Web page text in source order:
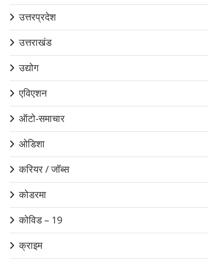
उत्तरप्रदेश
उत्तराखंड
उद्योग
एविएशन
ऑटो-समाचार
ओडिशा
करियर / जॉब्स
कोडरमा
कोविड – 19
क्राइम